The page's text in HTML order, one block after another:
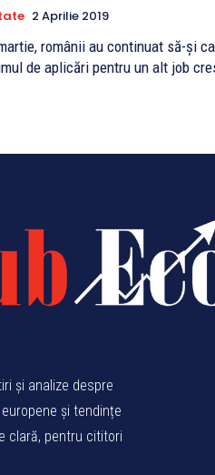
2 Aprilie 2019
românii au continuat să-și
de aplicări pentru un alt job
și analize despre
și tendințe
clară, pentru cititori